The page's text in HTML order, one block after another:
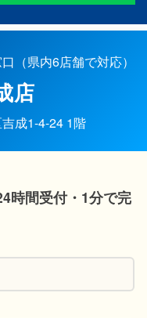
（県内6店舗で対応）
店
成1-4-24 1階
時間受付・1分で完